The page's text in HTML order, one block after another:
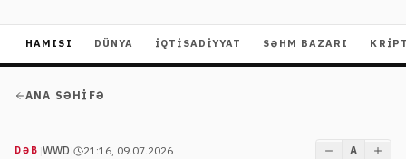
HAMISI DÜNYA İQTISADIYYAT SƏHM BAZARI
ANA SƏHIFƏ
DƏB WWD 21:16, 09.07.2026 A